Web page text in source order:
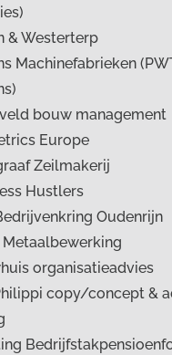
& Westerterp
Machinefabrieken
bouw management
Europe
Zeilmakerij
Hustlers
Oudenrijn
Metaalbewerking
organisatieadvies
copy/concept &